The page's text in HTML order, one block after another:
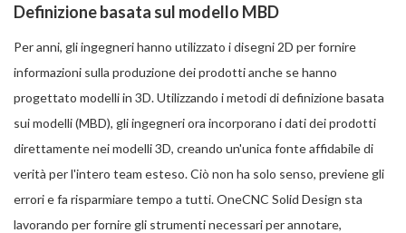
Definizione basata sul modello MBD
Per anni, gli ingegneri hanno utilizzato i disegni 2D per fornire
informazioni sulla produzione dei prodotti anche se hanno
progettato modelli in 3D. Utilizzando i metodi di definizione basata
sui modelli (MBD), gli ingegneri ora incorporano i dati dei prodotti
direttamente nei modelli 3D, creando un'unica fonte affidabile di
verità per l'intero team esteso. Ciò non ha solo senso, previene gli
errori e fa risparmiare tempo a tutti. OneCNC Solid Design sta
lavorando per fornire gli strumenti necessari per annotare,